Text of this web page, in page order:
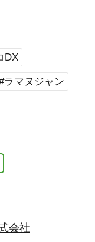
DX
ラマヌジャン
会社